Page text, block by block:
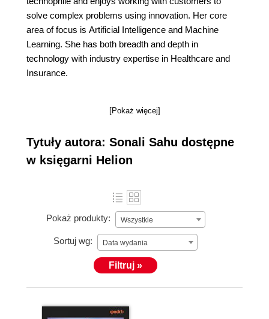
solve complex problems using innovation. Her core
area of focus is Artificial Intelligence and Machine
Learning. She has both breadth and depth in
technology with industry expertise in Healthcare and
Insurance.
[Pokaż więcej]
Tytuły autora: Sonali Sahu dostępne
w księgarni Helion
Pokaż produkty: Wszystkie
Sortuj wg: Data wydania
Filtruj »